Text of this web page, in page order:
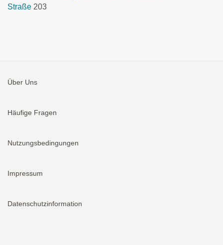
Straße 203
Über Uns
Häufige Fragen
Nutzungsbedingungen
Impressum
Datenschutzinformation